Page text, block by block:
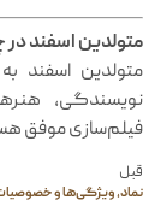
متولدین اسفند
متولدین اسفند
نویسندگی،
فیلم‌سازی موفق
قبل
نماد، ویژگی‌ها و